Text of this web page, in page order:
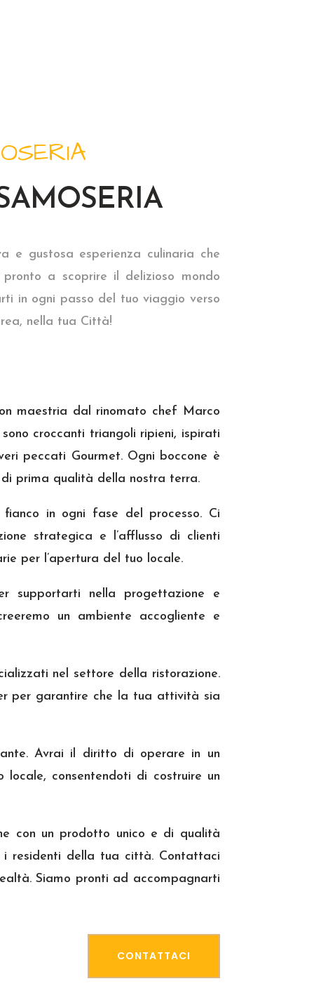
e gustosa esperienza culinaria che
a scoprire il delizioso mondo
in ogni passo del tuo viaggio verso
nella tua Città!
maestria dal rinomato chef Marco
croccanti triangoli ripieni, ispirati
peccati Gourmet. Ogni boccone è
di prima qualità della nostra terra.
in ogni fase del processo. Ci
strategica e l’afflusso di clienti
per l’apertura del tuo locale.
supportarti nella progettazione e
un ambiente accogliente e
nel settore della ristorazione.
per garantire che la tua attività sia
Avrai il diritto di operare in un
consentendoti di costruire un
con un prodotto unico e di qualità
residenti della tua città. Contattaci
Siamo pronti ad accompagnarti
CONTATTACI